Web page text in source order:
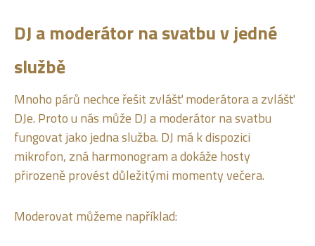
DJ a moderátor na svatbu v jedné
službě
Mnoho párů nechce řešit zvlášť moderátora a zvlášť
DJe. Proto u nás může DJ a moderátor na svatbu
fungovat jako jedna služba. DJ má k dispozici
mikrofon, zná harmonogram a dokáže hosty
přirozeně provést důležitými momenty večera.
Moderovat můžeme například: